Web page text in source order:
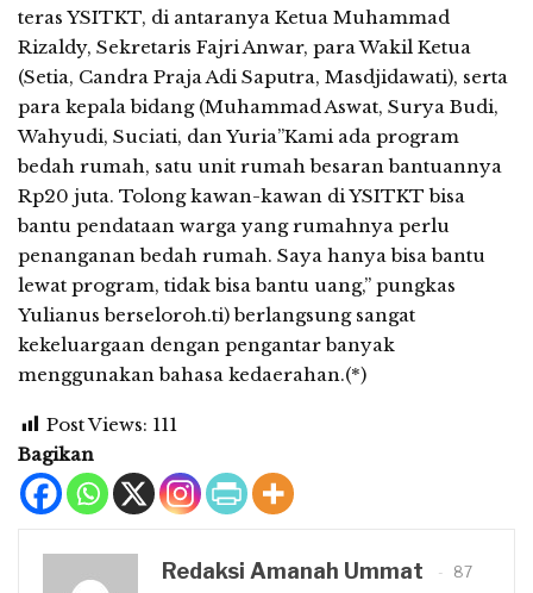
teras YSITKT, di antaranya Ketua Muhammad
Rizaldy, Sekretaris Fajri Anwar, para Wakil Ketua
(Setia, Candra Praja Adi Saputra, Masdjidawati), serta
para kepala bidang (Muhammad Aswat, Surya Budi,
Wahyudi, Suciati, dan Yuria”Kami ada program
bedah rumah, satu unit rumah besaran bantuannya
Rp20 juta. Tolong kawan-kawan di YSITKT bisa
bantu pendataan warga yang rumahnya perlu
penanganan bedah rumah. Saya hanya bisa bantu
lewat program, tidak bisa bantu uang,” pungkas
Yulianus berseloroh.ti) berlangsung sangat
kekeluargaan dengan pengantar banyak
menggunakan bahasa kedaerahan.(*)
Post Views: 111
Bagikan
Redaksi Amanah Ummat
87